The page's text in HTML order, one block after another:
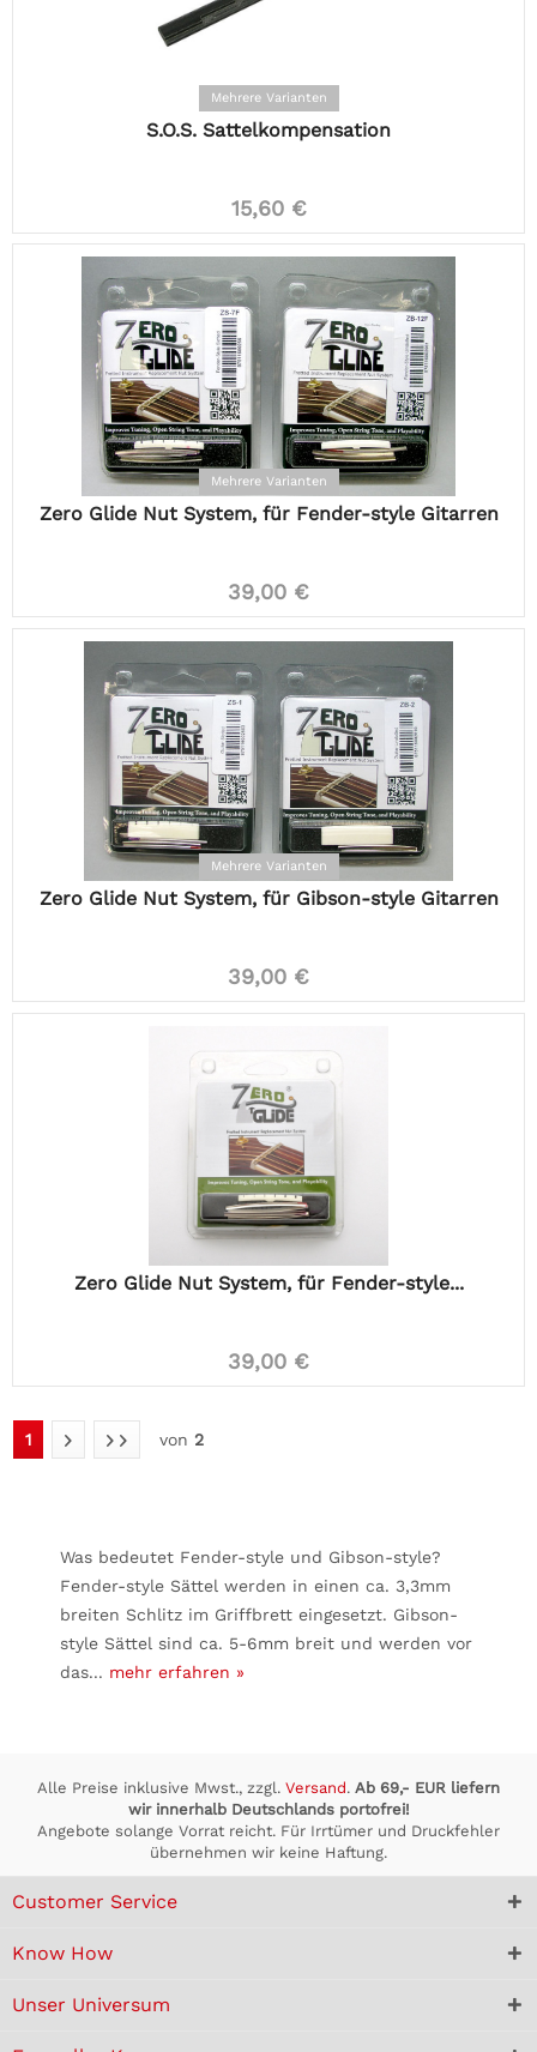
Mehrere Varianten
S.O.S. Sattelkompensation
15,60 €
Mehrere Varianten
Zero Glide Nut System, für Fender-style Gitarren
39,00 €
Mehrere Varianten
Zero Glide Nut System, für Gibson-style Gitarren
39,00 €
Zero Glide Nut System, für Fender-style...
39,00 €
1 von 2
Was bedeutet Fender-style und Gibson-style?
Fender-style Sättel werden in einen ca. 3,3mm
breiten Schlitz im Griffbrett eingesetzt. Gibson-
style Sättel sind ca. 5-6mm breit und werden vor
das... mehr erfahren »
Alle Preise inklusive Mwst., zzgl. Versand. Ab 69,- EUR liefern
wir innerhalb Deutschlands portofrei!
Angebote solange Vorrat reicht. Für Irrtümer und Druckfehler
übernehmen wir keine Haftung.
Customer Service
Know How
Unser Universum